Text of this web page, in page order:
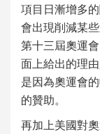
項目日漸增多
會出現削減某
第十三屆奧運
面上給出的理
是因為奧運會
的贊助。
再加上美國對